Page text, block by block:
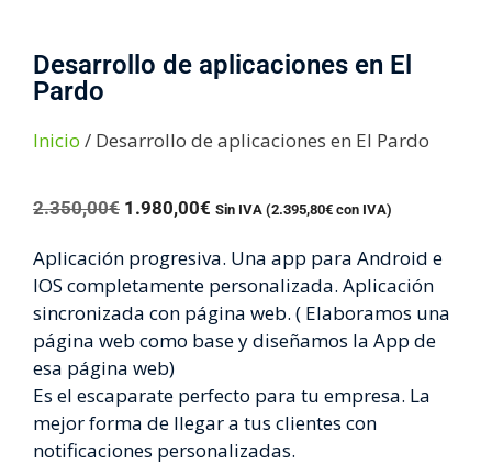
Desarrollo de aplicaciones en El
Pardo
Inicio / Desarrollo de aplicaciones en El Pardo
2.350,00€ 1.980,00€ Sin IVA (2.395,80€ con IVA)
Aplicación progresiva. Una app para Android e
IOS completamente personalizada. Aplicación
sincronizada con página web. ( Elaboramos una
página web como base y diseñamos la App de
esa página web)
Es el escaparate perfecto para tu empresa. La
mejor forma de llegar a tus clientes con
notificaciones personalizadas.